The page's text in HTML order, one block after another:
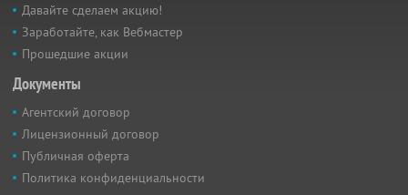
Давайте сделаем акцию!
Заработайте, как Вебмастер
Прошедшие акции
Документы
Агентский договор
Лицензионный договор
Публичная оферта
Политика конфиденциальности